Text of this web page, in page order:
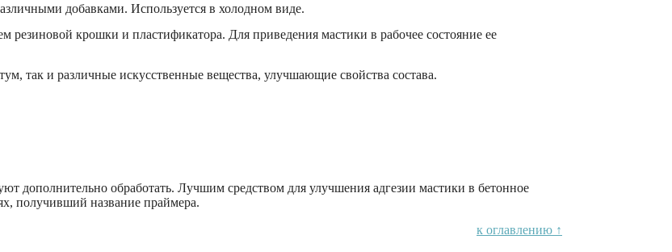
добавками. Используется в холодном виде.
резиновой крошки и пластификатора. Для приведения мастики в рабочее состояние ее
так и различные искусственные вещества, улучшающие свойства состава.
дополнительно обработать. Лучшим средством для улучшения адгезии мастики в бетонное
получивший название праймера.
к оглавлению ↑